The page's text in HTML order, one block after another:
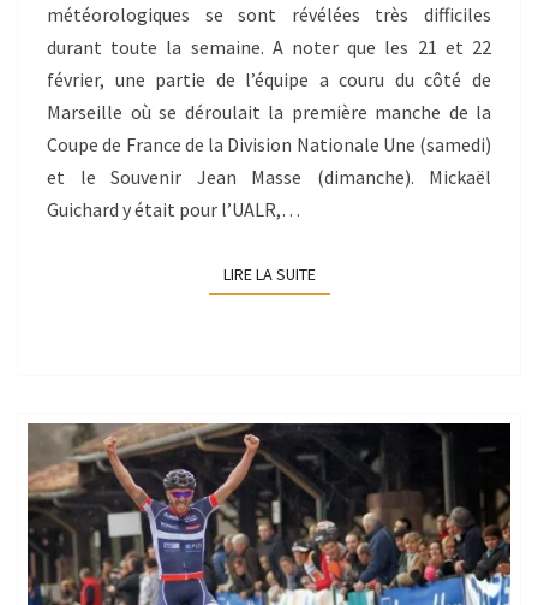
météorologiques se sont révélées très difficiles
durant toute la semaine. A noter que les 21 et 22
février, une partie de l’équipe a couru du côté de
Marseille où se déroulait la première manche de la
Coupe de France de la Division Nationale Une (samedi)
et le Souvenir Jean Masse (dimanche). Mickaël
Guichard y était pour l’UALR,…
LIRE LA SUITELIRE LA SUITE